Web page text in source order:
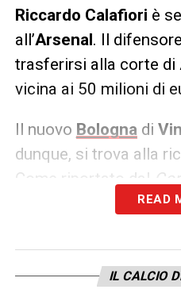
Riccardo Calafiori è
all’Arsenal. Il difensore
trasferirsi alla corte di
vicina ai 50 milioni di
Il nuovo Bologna di
dunque, si trova alla
Come riportato dal
Sartori avrebbe
prospetta difficile
fino a questo
READ
IL CALCIO